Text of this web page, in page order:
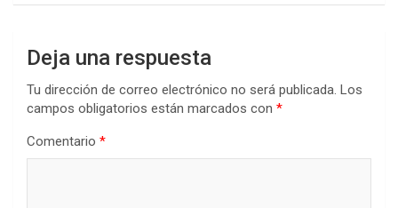
Deja una respuesta
Tu dirección de correo electrónico no será publicada. Los
campos obligatorios están marcados con *
Comentario *